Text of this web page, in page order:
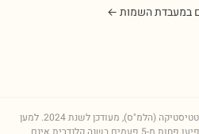
במעבדת השמות ←
(הלמ"ס), מעודכן לשנת2024. למען